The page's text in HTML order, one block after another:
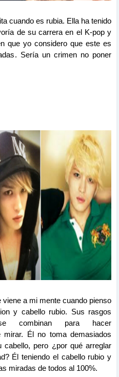
cuando es rubia. Ella ha tenido
de su carrera en el K-pop y
que yo considero que este es
. Sería un crimen no poner
viene a mi mente cuando pienso
y cabello rubio. Sus rasgos
combinan para hacer
mirar. Él no toma demasiados
cabello, pero ¿por qué arreglar
Él teniendo elcabellorubio y
miradas de todos al 100%.